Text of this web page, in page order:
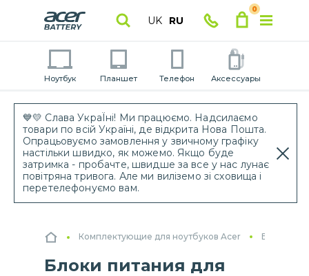
💙💛 Слава УкраЇні! Ми працюємо. Надсилаємо
товари по всій Україні, де відкрита Нова Пошта.
Опрацьовуємо замовлення у звичному графіку
настільки швидко, як можемо. Якщо буде
затримка - пробачте, швидше за все у нас лунає
повітряна тривога. Але ми виліземо зі сховища і
перетелефонуємо вам.
UK RU
0
Ноутбук Планшет Телефон Аксессуары
Комплектующие для ноутбуков Acer Блоки
Блоки питания для